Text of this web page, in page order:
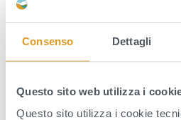
Consenso Dettagli
Questo sito web utilizza i
Questo sito utilizza i cookie
Attività di Formazione
Operai Distretto Tarantino